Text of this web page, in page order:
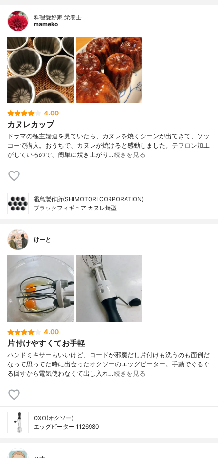
料理愛好家 栄養士
mameko
4.00
カヌレカップ
ドラマの極主婦道を見ていたら、カヌレを焼くシーンが出てきて、ソッ
コーで購入。おうちで、カヌレが焼けると感動しました。テフロン加工
がしているので、簡単に焼き上がり…続きを見る
霜鳥製作所(SHIMOTORI CORPORATION)
ブラックフィギュア カヌレ焼型
けーと
4.00
片付けやすくてお手軽
ハンドミキサーもいいけど、コードが邪魔だし片付けも洗うのも面倒だ
なって思ってた時に出会ったオクソーのエッグビーター。手動でぐるぐ
る回すから電気使わなくて出し入れ…続きを見る
OXO(オクソー)
エッグビーター 1126980